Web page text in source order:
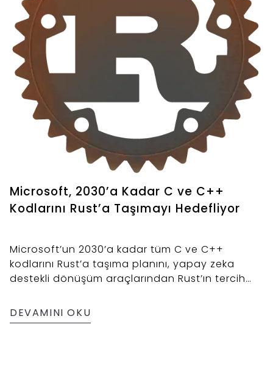
Microsoft, 2030’a Kadar C ve C++
Kodlarını Rust’a Taşımayı Hedefliyor
Microsoft’un 2030’a kadar tüm C ve C++
kodlarını Rust’a taşıma planını, yapay zeka
destekli dönüşüm araçlarından Rust’ın tercih
incelemek ve bellek güvenliği, bakım maliyetleri
ve ölçeklenebilirlik açısından hedefin ne ifade
DEVAMINI OKU